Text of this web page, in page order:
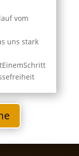
vom
uns stark